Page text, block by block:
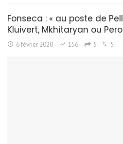
Fonseca : « au poste de
Kluivert, Mkhitaryan ou
6 février 2020 156 5 5